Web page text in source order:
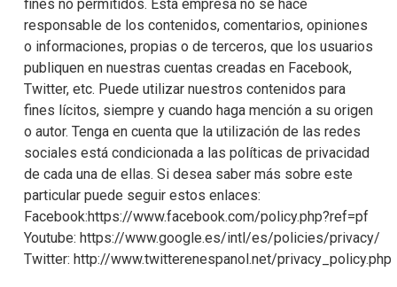
fines no permitidos. Esta empresa no se hace
responsable de los contenidos, comentarios, opiniones
o informaciones, propias o de terceros, que los usuarios
publiquen en nuestras cuentas creadas en Facebook,
Twitter, etc. Puede utilizar nuestros contenidos para
fines lícitos, siempre y cuando haga mención a su origen
o autor. Tenga en cuenta que la utilización de las redes
sociales está condicionada a las políticas de privacidad
de cada una de ellas. Si desea saber más sobre este
particular puede seguir estos enlaces:
Facebook:https://www.facebook.com/policy.php?ref=pf
Youtube: https://www.google.es/intl/es/policies/privacy/
Twitter: http://www.twitterenespanol.net/privacy_policy.php